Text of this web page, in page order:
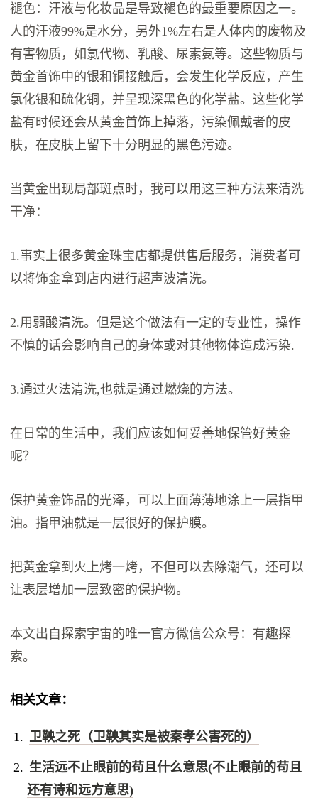
褪色：汗液与化妆品是导致褪色的最重要原因之一。
人的汗液99%是水分，另外1%左右是人体内的废物及
有害物质，如氯代物、乳酸、尿素氨等。这些物质与
黄金首饰中的银和铜接触后，会发生化学反应，产生
氯化银和硫化铜，并呈现深黑色的化学盐。这些化学
盐有时候还会从黄金首饰上掉落，污染佩戴者的皮
肤，在皮肤上留下十分明显的黑色污迹。
当黄金出现局部斑点时，我可以用这三种方法来清洗
干净：
1.事实上很多黄金珠宝店都提供售后服务，消费者可
以将饰金拿到店内进行超声波清洗。
2.用弱酸清洗。但是这个做法有一定的专业性，操作
不慎的话会影响自己的身体或对其他物体造成污染.
3.通过火法清洗,也就是通过燃烧的方法。
在日常的生活中，我们应该如何妥善地保管好黄金
呢？
保护黄金饰品的光泽，可以上面薄薄地涂上一层指甲
油。指甲油就是一层很好的保护膜。
把黄金拿到火上烤一烤，不但可以去除潮气，还可以
让表层增加一层致密的保护物。
本文出自探索宇宙的唯一官方微信公众号：有趣探
索。
相关文章：
卫鞅之死（卫鞅其实是被秦孝公害死的）
生活远不止眼前的苟且什么意思(不止眼前的苟且
还有诗和远方意思)